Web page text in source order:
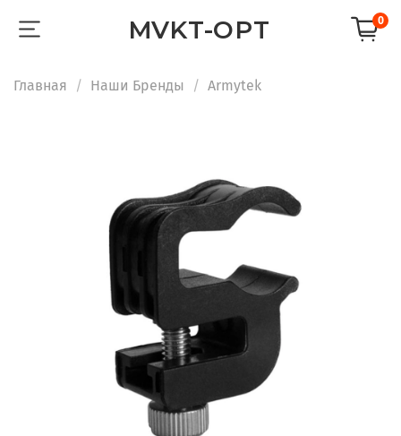
MVKT-OPT 0
Главная Наши Бренды Armytek